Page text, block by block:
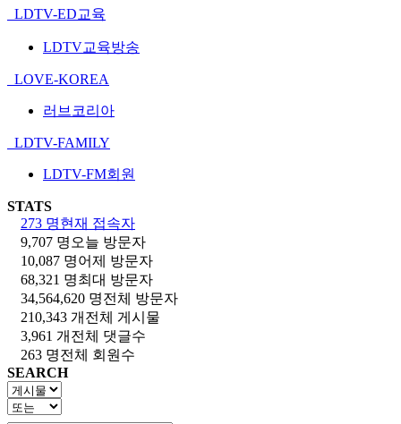
LDTV-ED교육
LDTV교육방송
LOVE-KOREA
러브코리아
LDTV-FAMILY
LDTV-FM회원
STATS
273 명현재 접속자
9,707 명 오늘 방문자
10,087 명어제 방문자
68,321 명최대 방문자
34,564,620 명전체 방문자
210,343 개 전체 게시물
3,961 개 전체 댓글수
263 명전체 회원수
SEARCH